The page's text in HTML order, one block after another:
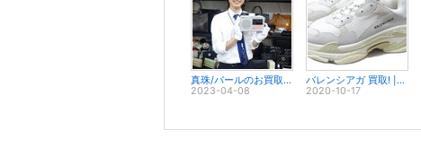
真珠/パールのお買取り ＠【ブランドバゲージ豊川店】
2023-04-08
バレンシアガ 買取! |【買取＠ブランドバゲージ豊川】豊橋 新城 蒲郡 田原 浜松
2020-10-17